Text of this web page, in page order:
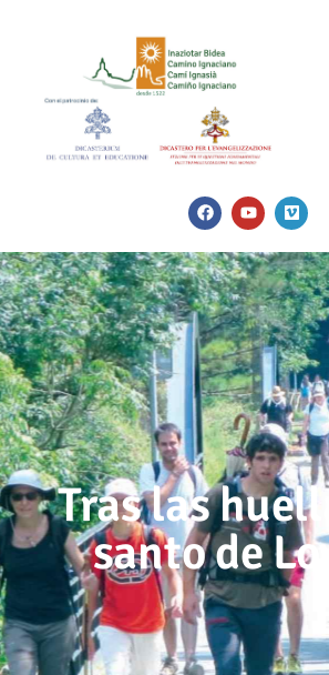
Tras las
santo de